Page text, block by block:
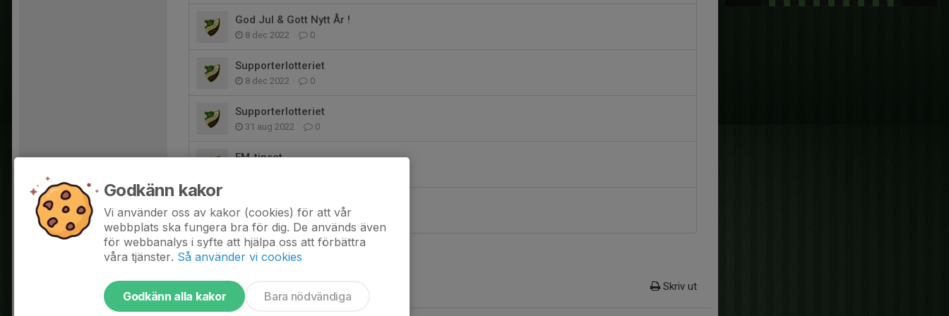
God Jul & Gott Nytt År !
8 dec 2022 0
Supporterlotteriet
8 dec 2022 0
Supporterlotteriet
31 aug 2022 0
EM-tipset
22 jun 2022 0
Skriv ut
Godkänn kakor
Vi använder oss av kakor (cookies) för att vår
webbplats ska fungera bra för dig. De används även
för webbanalys i syfte att hjälpa oss att förbättra
våra tjänster. Så använder vi cookies
Godkänn alla kakor Bara nödvändiga